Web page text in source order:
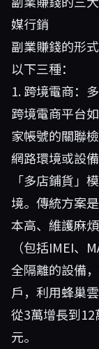
媒行銷
副業賺錢的形
以下三種：
1. 跨境電商：
跨境電商平台
家帳號的關聯
網路環境或設
「多店鋪貨」
境。傳統方案
本高、維護麻
（包括IMEI、
全隔離的設備
戶，利用蜂巢
從3萬增長到
元。